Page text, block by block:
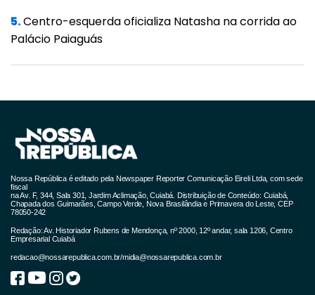
5.Centro-esquerda oficializa Natasha na corrida ao
Palácio Paiaguás
Nossa República é editado pela Newspaper Reporter Comunicação Eireli Ltda, com sede
fiscal
na Av. F, 344, Sala 301, Jardim Aclimação, Cuiabá. Distribuição de Conteúdo: Cuiabá,
Chapada dos Guimarães, Campo Verde, Nova Brasilândia e Primavera do Leste, CEP
78050-242
Redação: Av. Historiador Rubens de Mendonça, nº 2000, 12º andar, sala 1206, Centro
Empresarial Cuiabá
redacao@nossarepublica.com.br/midia@nossarepublica.com.br